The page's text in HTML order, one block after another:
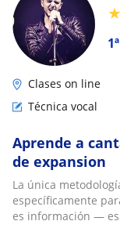
★
Clases on line
Técnica vocal
Aprende a
de expansion
La única
específicamente
es información —